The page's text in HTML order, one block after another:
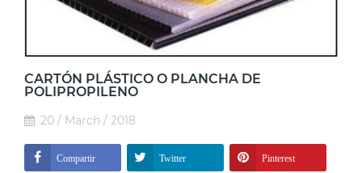
CARTÓN PLÁSTICO O PLANCHA DE
POLIPROPILENO
20 / March / 2018
Compartir Twitter Pinterest